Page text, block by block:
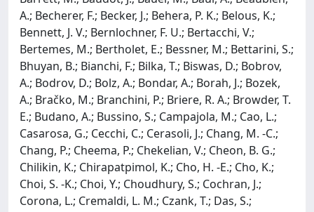
A.; Becherer, F.; Becker, J.; Behera, P. K.; Belous, K.;
Bennett, J. V.; Bernlochner, F. U.; Bertacchi, V.;
Bertemes, M.; Bertholet, E.; Bessner, M.; Bettarini, S.;
Bhuyan, B.; Bianchi, F.; Bilka, T.; Biswas, D.; Bobrov,
A.; Bodrov, D.; Bolz, A.; Bondar, A.; Borah, J.; Bozek,
A.; Bračko, M.; Branchini, P.; Briere, R. A.; Browder, T.
E.; Budano, A.; Bussino, S.; Campajola, M.; Cao, L.;
Casarosa, G.; Cecchi, C.; Cerasoli, J.; Chang, M. -C.;
Chang, P.; Cheema, P.; Chekelian, V.; Cheon, B. G.;
Chilikin, K.; Chirapatpimol, K.; Cho, H. -E.; Cho, K.;
Choi, S. -K.; Choi, Y.; Choudhury, S.; Cochran, J.;
Corona, L.; Cremaldi, L. M.; Czank, T.; Das, S.;